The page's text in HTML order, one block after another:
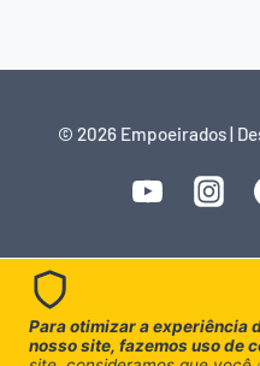
© 2026 Empoeirados |
Para otimizar a experiência
nosso site, fazemos uso de